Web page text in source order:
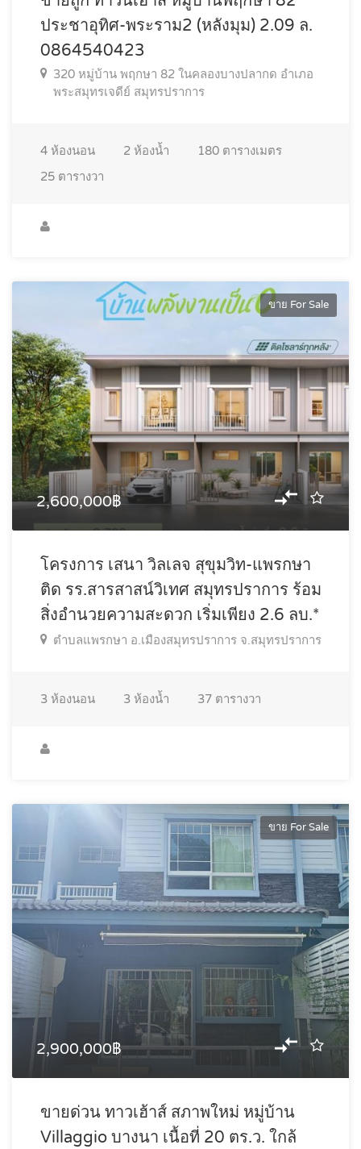
ประชาอุทิศ-พระราม2 (หลังมุม) 2.09 ล.
0864540423
320 หมู่บ้าน พฤกษา 82 ในคลองบางปลากด อำเภอ
พระสมุทรเจดีย์ สมุทรปราการ
4 ห้องนอน 2 ห้องน้ำ 180 ตารางเมตร
25 ตารางวา
ขาย For Sale
2,600,000฿
โครงการ เสนา วิลเลจ สุขุมวิท-แพรกษา
ติด รร.สารสาสน์วิเทศ สมุทรปราการ ร้อม
สิ่งอำนวยความสะดวก เริ่มเพียง 2.6 ลบ.*
ตำบลแพรกษา อ.เมืองสมุทรปราการ จ.สมุทรปราการ
3 ห้องนอน 3 ห้องน้ำ 37 ตารางวา
ขาย For Sale
2,900,000฿
ขายด่วน ทาวเฮ้าส์ สภาพใหม่ หมู่บ้าน
Villaggio บางนา เนื้อที่ 20 ตร.ว. ใกล้